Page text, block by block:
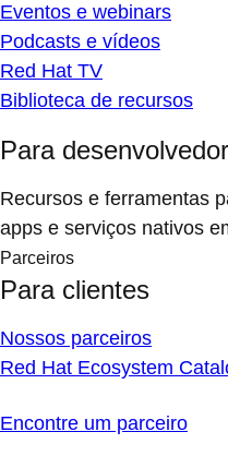
Eventos e webinars
Podcasts e vídeos
Red Hat TV
Biblioteca de recursos
Para
Recursos e ferramentas
apps e serviços nativos
Parceiros
Para clientes
Nossos parceiros
Red Hat Ecosystem
Encontre um parceiro